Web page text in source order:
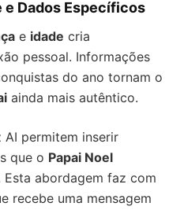
e Dados Específicos
e idade cria
pessoal. Informações
do ano tornam o
ainda mais autêntico.
permitem inserir
que o Papai Noel
Esta abordagem faz com
recebe uma mensagem